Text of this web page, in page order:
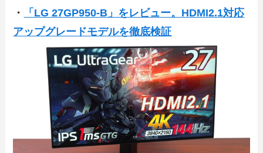
・
「LG 27GP950-B」をレビュー。HDMI2.1対応
アップグレードモデルを徹底検証